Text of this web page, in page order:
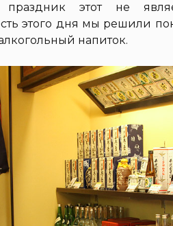
праздник этот не
этого дня мы решили
напиток.